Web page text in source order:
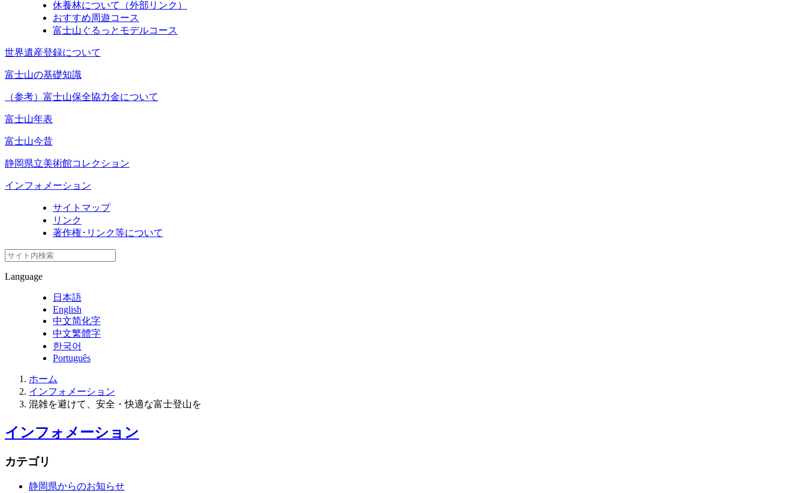
休養林について（外部リンク）
おすすめ周遊コース
富士山ぐるっとモデルコース
世界遺産登録について
富士山の基礎知識
（参考）富士山保全協力金について
富士山年表
富士山今昔
静岡県立美術館コレクション
インフォメーション
サイトマップ
リンク
著作権･リンク等について
Language
日本語
English
中文简化字
中文繁體字
한국어
Português
ホーム
インフォメーション
混雑を避けて、安全・快適な富士登山を
インフォメーション
カテゴリ
静岡県からのお知らせ